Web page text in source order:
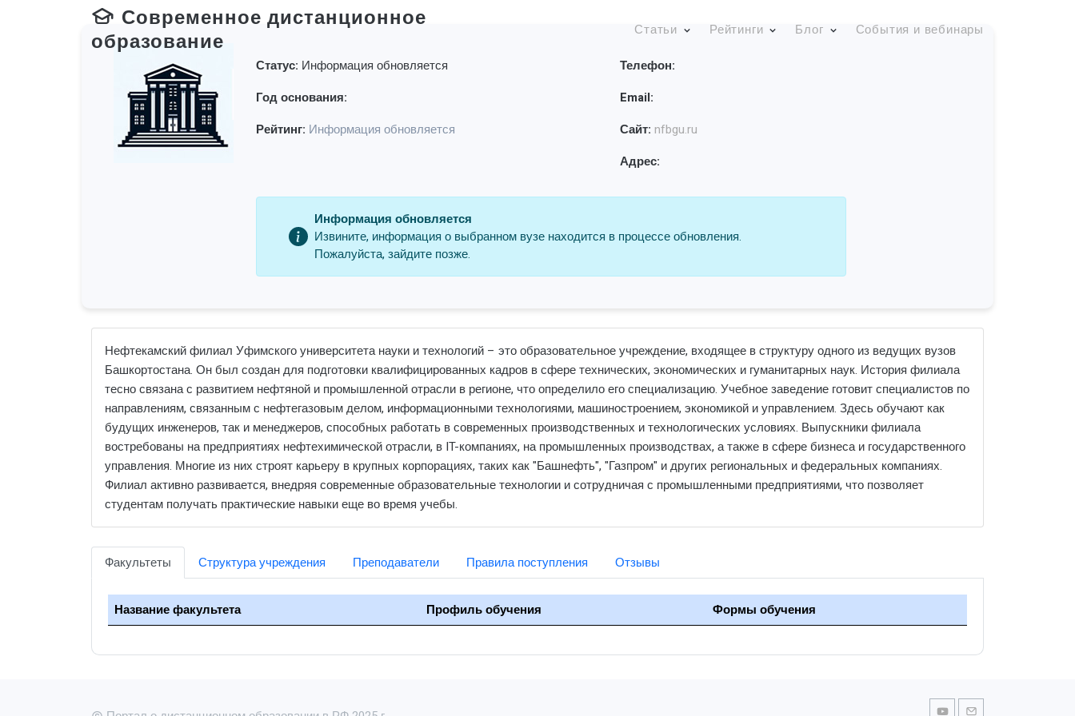
Современное дистанционное
образование
Статьи Рейтинги Блог События и вебинары
Статус: Информация обновляется
Год основания:
Рейтинг: Информация обновляется
Телефон:
Email:
Сайт: nfbgu.ru
Адрес:
Информация обновляется
Извините, информация о выбранном вузе находится в процессе обновления.
Пожалуйста, зайдите позже.
Нефтекамский филиал Уфимского университета науки и технологий – это образовательное учреждение, входящее в структуру одного из ведущих вузов
Башкортостана. Он был создан для подготовки квалифицированных кадров в сфере технических, экономических и гуманитарных наук. История филиала
тесно связана с развитием нефтяной и промышленной отрасли в регионе, что определило его специализацию. Учебное заведение готовит специалистов по
направлениям, связанным с нефтегазовым делом, информационными технологиями, машиностроением, экономикой и управлением. Здесь обучают как
будущих инженеров, так и менеджеров, способных работать в современных производственных и технологических условиях. Выпускники филиала
востребованы на предприятиях нефтехимической отрасли, в IT-компаниях, на промышленных производствах, а также в сфере бизнеса и государственного
управления. Многие из них строят карьеру в крупных корпорациях, таких как "Башнефть", "Газпром" и других региональных и федеральных компаниях.
Филиал активно развивается, внедряя современные образовательные технологии и сотрудничая с промышленными предприятиями, что позволяет
студентам получать практические навыки еще во время учебы.
Факультеты Структура учреждения Преподаватели Правила поступления Отзывы
Название факультета Профиль обучения Формы обучения